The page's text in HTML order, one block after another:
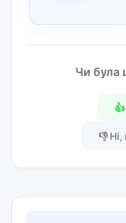
Чи була
👎